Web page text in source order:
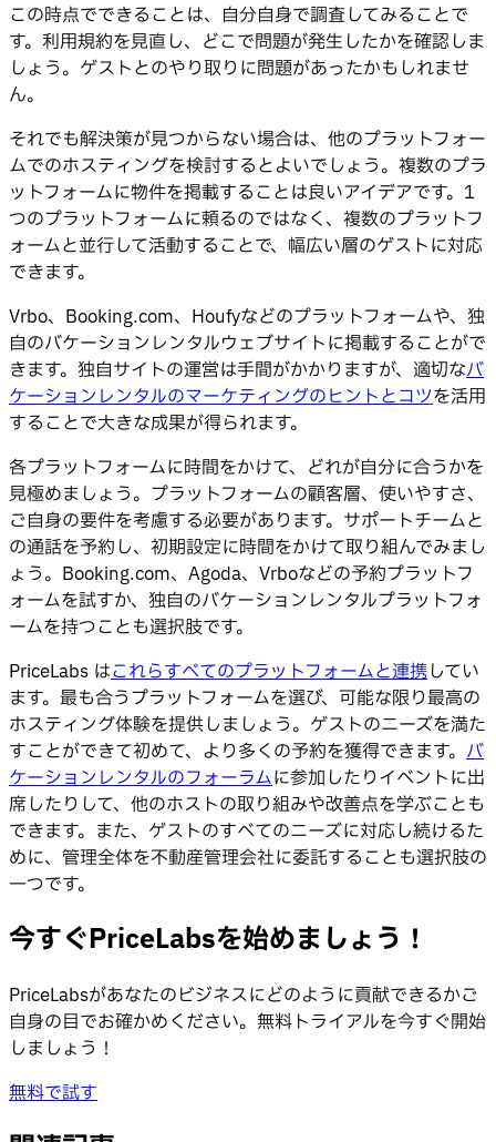
この時点でできることは、自分自身で調査してみることで
す。利用規約を見直し、どこで問題が発生したかを確認しま
しょう。ゲストとのやり取りに問題があったかもしれませ
ん。
それでも解決策が見つからない場合は、他のプラットフォー
ムでのホスティングを検討するとよいでしょう。複数のプラ
ットフォームに物件を掲載することは良いアイデアです。1
つのプラットフォームに頼るのではなく、複数のプラットフ
ォームと並行して活動することで、幅広い層のゲストに対応
できます。
Vrbo、Booking.com、Houfyなどのプラットフォームや、独
自のバケーションレンタルウェブサイトに掲載することがで
きます。独自サイトの運営は手間がかかりますが、適切なバ
ケーションレンタルのマーケティングのヒントとコツを活用
することで大きな成果が得られます。
各プラットフォームに時間をかけて、どれが自分に合うかを
見極めましょう。プラットフォームの顧客層、使いやすさ、
ご自身の要件を考慮する必要があります。サポートチームと
の通話を予約し、初期設定に時間をかけて取り組んでみまし
ょう。Booking.com、Agoda、Vrboなどの予約プラットフ
ォームを試すか、独自のバケーションレンタルプラットフォ
ームを持つことも選択肢です。
PriceLabs はこれらすべてのプラットフォームと連携してい
ます。最も合うプラットフォームを選び、可能な限り最高の
ホスティング体験を提供しましょう。ゲストのニーズを満た
すことができて初めて、より多くの予約を獲得できます。 バ
ケーションレンタルのフォーラムに参加したりイベントに出
席したりして、他のホストの取り組みや改善点を学ぶことも
できます。また、ゲストのすべてのニーズに対応し続けるた
めに、管理全体を不動産管理会社に委託することも選択肢の
一つです。
今すぐPriceLabsを始めましょう！
PriceLabsがあなたのビジネスにどのように貢献できるかご
自身の目でお確かめください。無料トライアルを今すぐ開始
しましょう！
無料で試す